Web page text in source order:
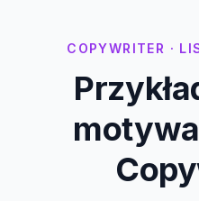
COPYWRITER ·